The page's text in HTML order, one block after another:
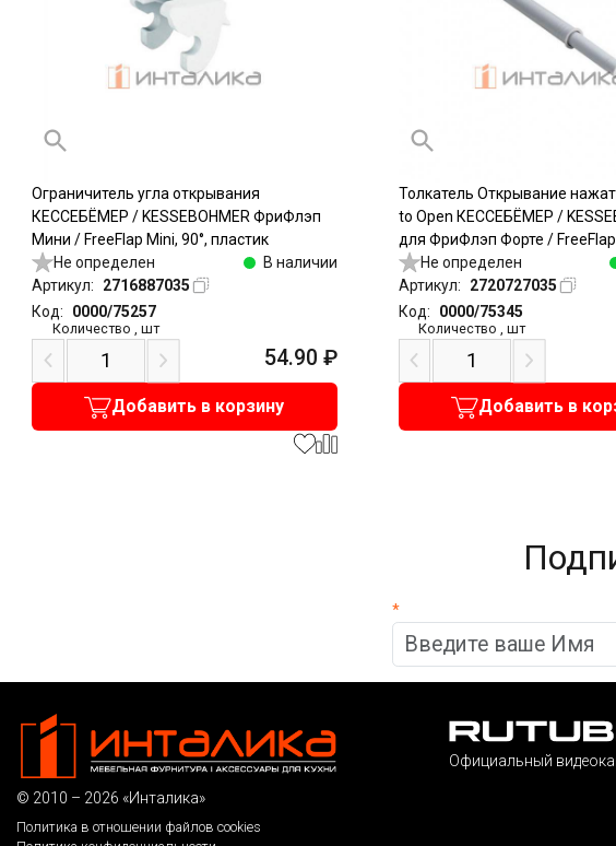
Ограничитель угла открывания
КЕССЕБЁМЕР / KESSEBOHMER ФриФлэп
Мини / FreeFlap Mini, 90°, пластик
Не определен
В наличии
Артикул:
2716887035
Код:
0000/75257
Количество шт
54.90 ₽
Добавить в корзину
Толкатель Открывание
to Open КЕССЕБЁМЕР /
для ФриФлэп Форте / FreeFlap
/ Mini, врезной, тип I (A), 17 -
серый
Не определен
Артикул:
2720727035
Код:
0000/75345
Количество ,шт
Добавить в
*
© 2010 – 2026 «Инталика»
Политика в отношении файлов cookies
Официальный